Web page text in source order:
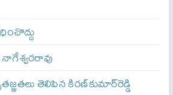
తెలిపిన కిరణ్‌కుమార్‌రెడ్డి